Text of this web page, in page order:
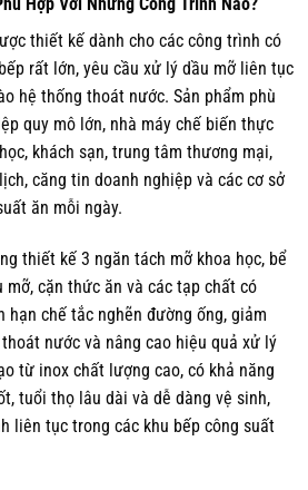
thiết kế dành cho các công trình có
rất lớn, yêu cầu xử lý dầu mỡ liên tục
hệ thống thoát nước. Sản phẩm phù
quy mô lớn, nhà máy chế biến thực
khách sạn, trung tâm thương mại,
căng tin doanh nghiệp và các cơ sở
ăn mỗi ngày.
thiết kế 3 ngăn tách mỡ khoa học, bể
cặn thức ăn và các tạp chất có
hạn chế tắc nghẽn đường ống, giảm
nước và nâng cao hiệu quả xử lý
từ inox chất lượng cao, có khả năng
tuổi thọ lâu dài và dễ dàng vệ sinh,
liên tục trong các khu bếp công suất